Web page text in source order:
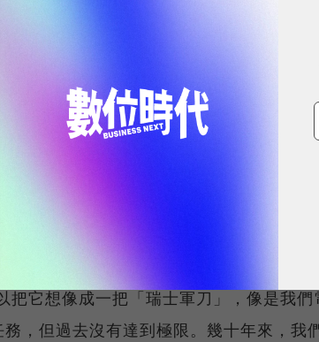
代已經結束。
一點：通用計算的時代已經結束，未來
，世界上有多少萬億美元的計算基礎設
是加速計算。」
個核心概念：通用計算（General-
）。
把它想像成一把「瑞士軍刀」，像是我們
，但過去沒有達到極限。幾十年來，我